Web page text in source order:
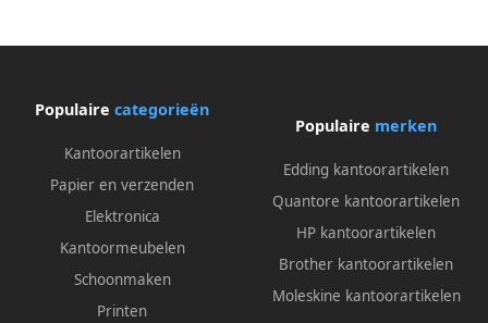
Populaire categorieën
Kantoorartikelen
Papier en verzenden
Elektronica
Kantoormeubelen
Schoonmaken
Printen
Populaire merken
Edding kantoorartikelen
Quantore kantoorartikelen
HP kantoorartikelen
Brother kantoorartikelen
Moleskine kantoorartikelen